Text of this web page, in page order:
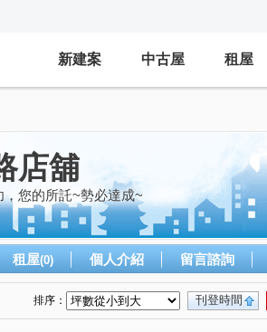
新建案 中古屋 租屋
店舖
您的所託~勢必達成~
租屋(0) 個人介紹 留言諮詢
刊登時間
排序：